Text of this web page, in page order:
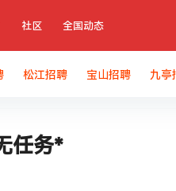
社区 全国动态
松江招聘 宝山招聘 九亭
任务*